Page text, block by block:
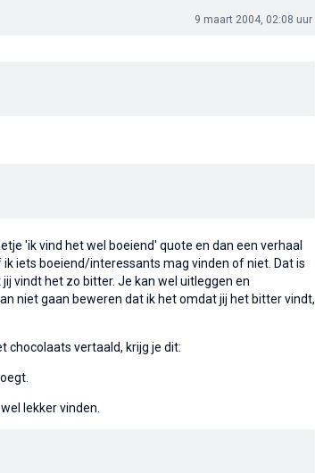
9 maart 2004, 02:08 uur
'ik vind het wel boeiend' quote en dan een verhaal
iets boeiend/interessants mag vinden of niet. Dat is
vindt het zo bitter. Je kan wel uitleggen en
niet gaan beweren dat ik het omdat jij het bitter vindt,
chocolaats vertaald, krijg je dit:
lekker vinden.